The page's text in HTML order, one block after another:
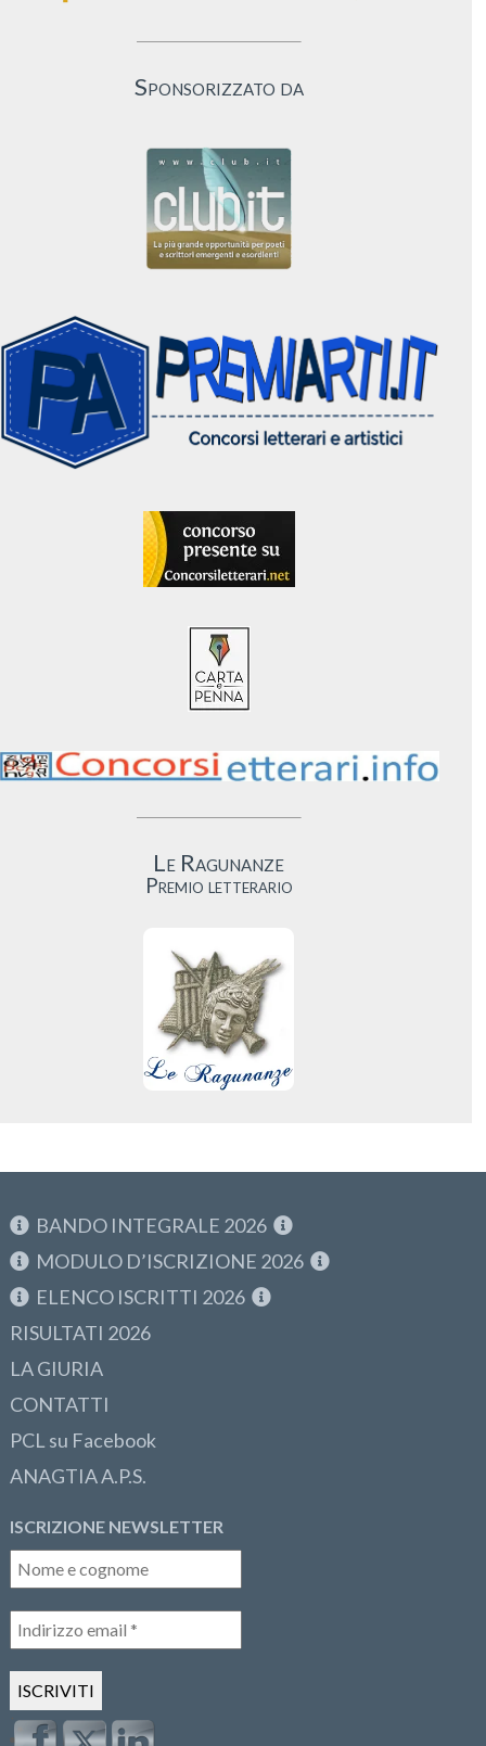
Sponsorizzato da
Le Ragunanze
Premio letterario
BANDO INTEGRALE 2026
MODULO D’ISCRIZIONE 2026
ELENCO ISCRITTI 2026
RISULTATI 2026
LA GIURIA
CONTATTI
PCL su Facebook
ANAGTIA A.P.S.
ISCRIZIONE NEWSLETTER